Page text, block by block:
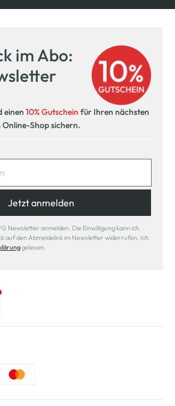
im Abo:
einen 10% Gutschein für Ihren nächsten
Shop sichern.
Jetzt anmelden
Newsletter anmelden. Die Einwilligung kann ich
auf den Abmeldelink im Newsletter widerrufen. Ich
gelesen.